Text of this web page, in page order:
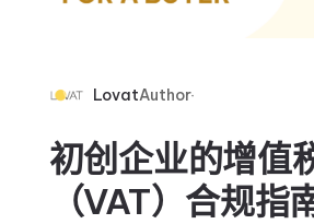
LovatAuthor
初创企业的增值
（VAT）合规指